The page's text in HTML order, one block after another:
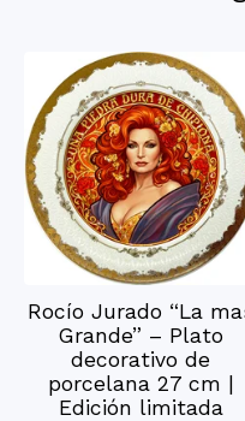
Rocío Jurado “La
Grande” – Plato
decorativo de
porcelana 27 cm |
Edición limitada